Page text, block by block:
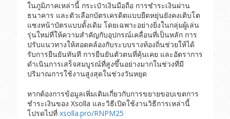
ในภูมิภาคเหล่านี้ กระเป๋าเงินมือถือ การชำระเงินผ่าน
ธนาคาร และตัวเลือกบัตรเครดิตแบบยืดหยุ่นยังคงเติบโต
แซงหน้าบัตรแบบดั้งเดิม โดยเฉพาะอย่างยิ่งในกลุ่มผู้เล่น
รุ่นใหม่ที่ให้ความสำคัญกับอุปกรณ์เคลื่อนที่เป็นหลัก การ
ปรับแนวทางให้สอดคล้องกับระบบรางท้องถิ่นช่วยให้ได้
รับการยืนยันทันที การยืนยันตัวตนที่คุ้นเคย และอัตราการ
ดำเนินการเสร็จสมบูรณ์ที่สูงขึ้นอย่างมากในช่วงที่มี
ปริมาณการใช้งานสูงสุดในช่วงวันหยุด
หากต้องการข้อมูลเพิ่มเติมเกี่ยวกับการขยายขอบเขตการ
ชำระเงินของ Xsolla และวิธีเปิดใช้งานวิธีการเหล่านี้
โปรดไปที่ xsolla.pro/RNPM25